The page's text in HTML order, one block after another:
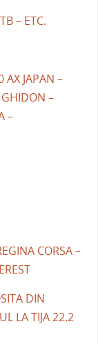
– ETC.
AX JAPAN –
GHIDON –
–
CORSA –
DIN
LA TIJA 22.2